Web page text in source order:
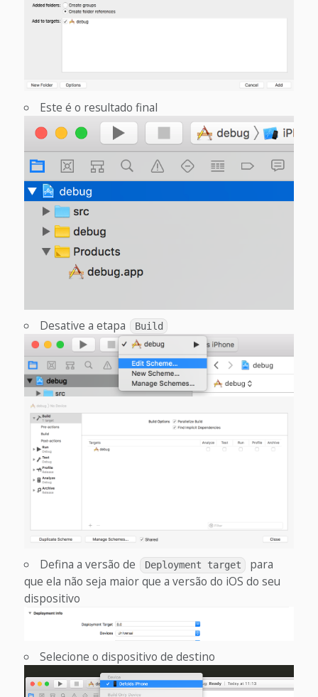
Este é o resultado final
Desative a etapa Build
Defina a versão de Deployment target
para
que ela não seja maior que a versão do iOS do seu
dispositivo
Selecione o dispositivo de destino